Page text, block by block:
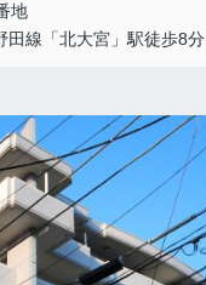
地
田線「北大宮」駅徒歩8分